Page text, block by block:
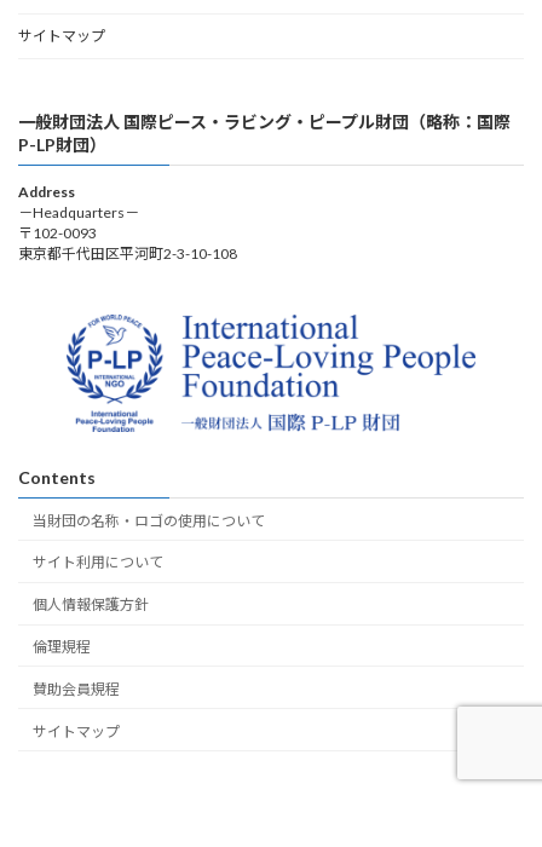
サイトマップ
一般財団法人 国際ピース・ラビング・ピープル財団（略称：国際
P-LP財団）
Address
－Headquarters－
〒102-0093
東京都千代田区平河町2-3-10-108
Contents
当財団の名称・ロゴの使用について
サイト利用について
個人情報保護方針
倫理規程
賛助会員規程
サイトマップ